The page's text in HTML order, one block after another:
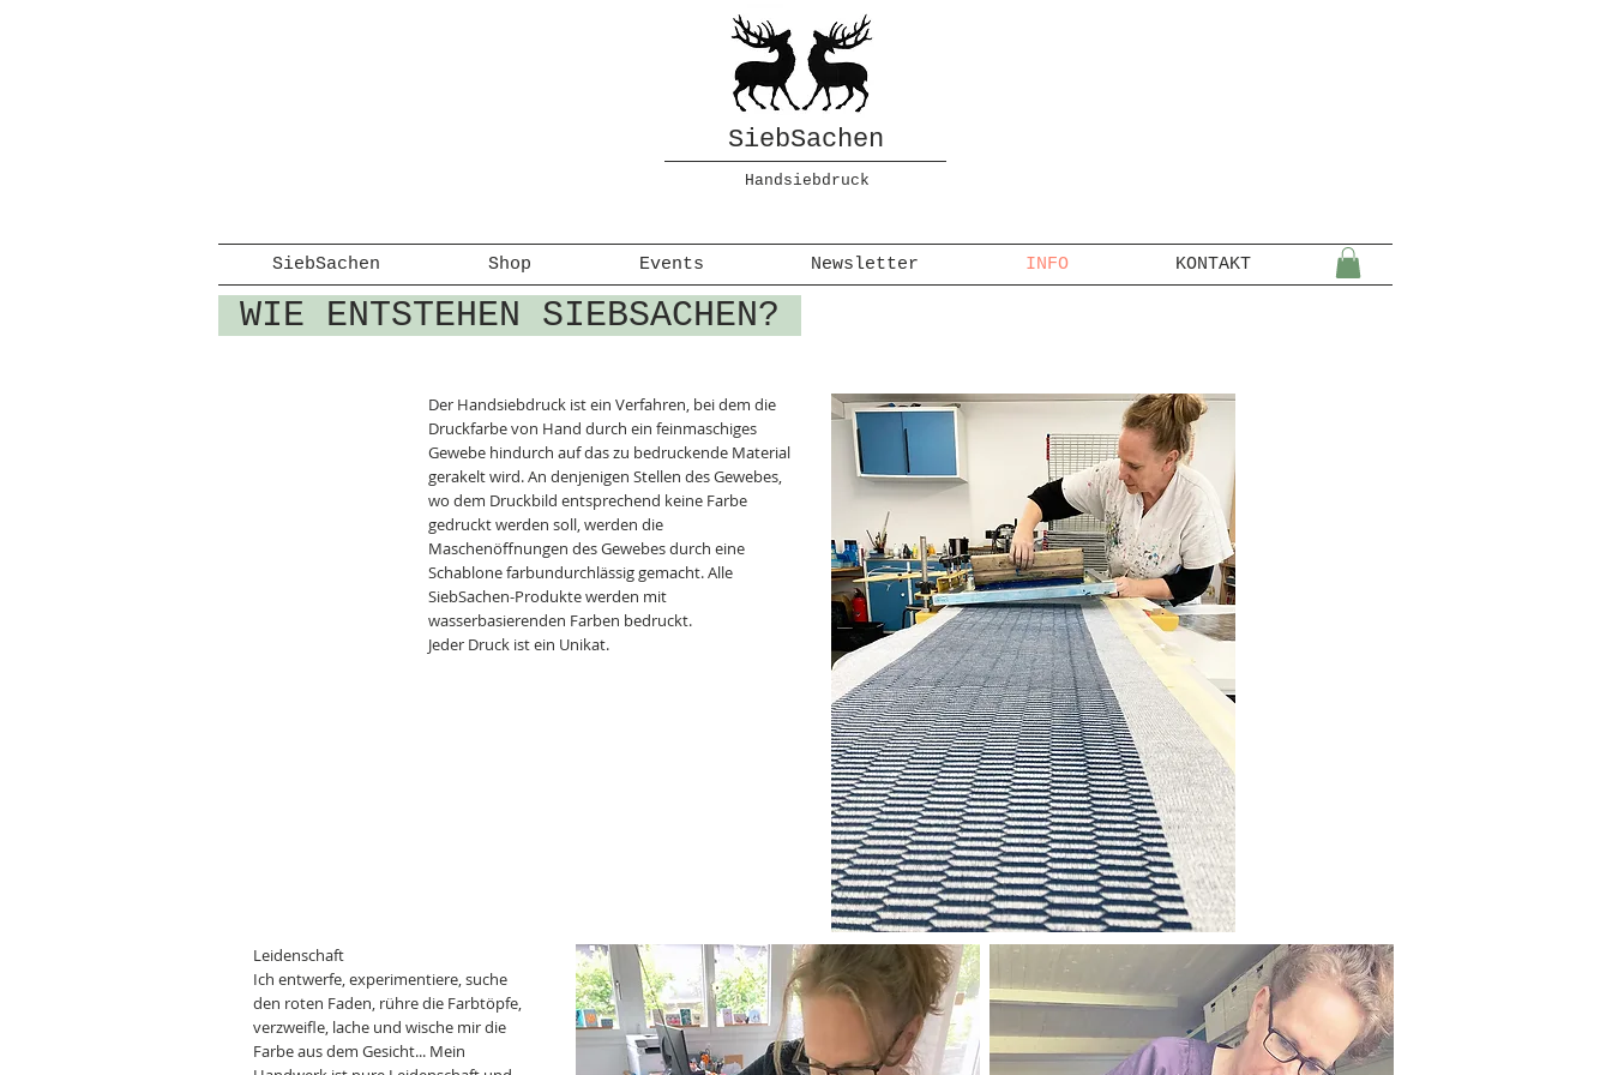
SiebSachen
Handsiebdruck
SiebSachen Shop Events Newsletter INFO KONTAKT
WIE ENTSTEHEN SIEBSACHEN?
Der Handsiebdruck ist ein Verfahren, bei dem die
Druckfarbe von Hand durch ein feinmaschiges
Gewebe hindurch auf das zu bedruckende Material
gerakelt wird. An denjenigen Stellen des Gewebes,
wo dem Druckbild entsprechend keine Farbe
gedruckt werden soll, werden die
Maschenöffnungen des Gewebes durch eine
Schablone farbundurchlässig gemacht. Alle
SiebSachen-Produkte werden mit
wasserbasierenden Farben bedruckt.
Jeder Druck ist ein Unikat.
Leidenschaft
Ich entwerfe, experimentiere, suche
den roten Faden, rühre die Farbtöpfe,
verzweifle, lache und wische mir die
Farbe aus dem Gesicht... Mein